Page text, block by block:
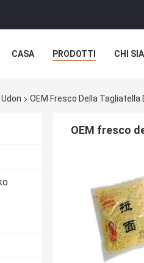
CASA PRODOTTI CHI
OEM Fresco Della
OEM fresco